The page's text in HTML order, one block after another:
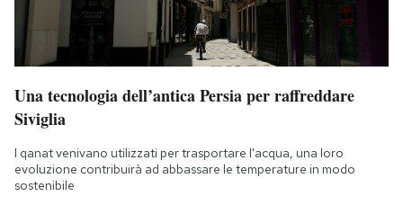
Una tecnologia dell’antica Persia per raffreddare
Siviglia
I qanat venivano utilizzati per trasportare l'acqua, una loro
evoluzione contribuirà ad abbassare le temperature in modo
sostenibile